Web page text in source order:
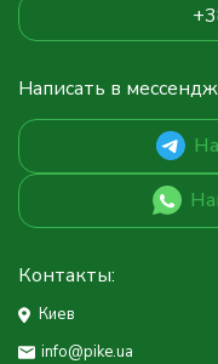
Написать в
Контакты:
Киев
info@pike.ua